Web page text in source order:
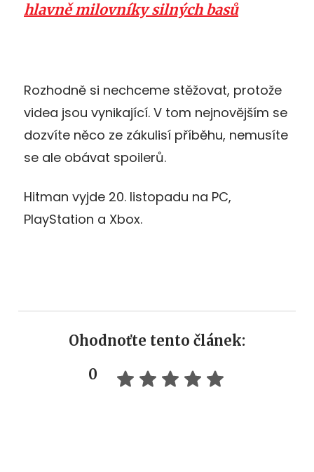
hlavně milovníky silných basů
Rozhodně si nechceme stěžovat, protože
videa jsou vynikající. V tom nejnovějším se
dozvíte něco ze zákulisí příběhu, nemusíte
se ale obávat spoilerů.
Hitman vyjde 20. listopadu na PC,
PlayStation a Xbox.
Ohodnoťte tento článek:
0